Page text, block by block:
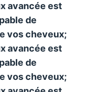
avancée est
de
vos cheveux;
avancée est
de
vos cheveux;